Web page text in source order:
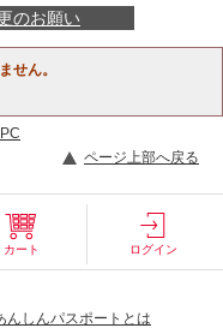
のお願い
せん。
PC
ページ上部へ戻る
カート ログイン
んしんパスポートとは